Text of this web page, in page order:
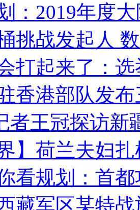
：2019年度
挑战发起人
打起来了：
香港部队发
者王冠探访新
】荷兰夫妇
看规划：首
藏军区某特